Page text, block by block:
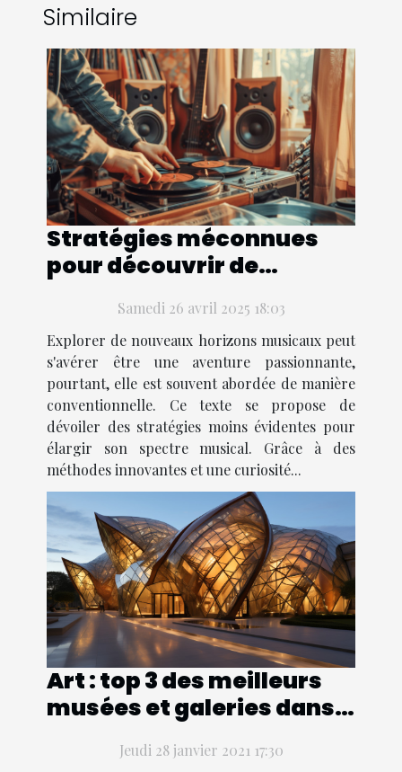
Similaire
Stratégies méconnues
pour découvrir de
musicauxSamedi 26 avril 2025 18:03
Explorer de nouveaux horizons musicaux peut
s'avérer être une aventure passionnante,
pourtant, elle est souvent abordée de manière
conventionnelle. Ce texte se propose de
dévoiler des stratégies moins évidentes pour
élargir son spectre musical. Grâce à des
méthodes innovantes et une curiosité...
Art : top 3 des meilleurs
musées et galeries dans
Jeudi 28 janvier 2021 17:30